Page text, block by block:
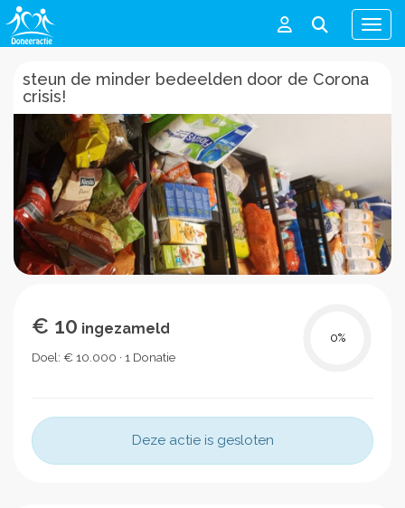
Menu
steun de minder bedeelden door de Corona
crisis!
€ 10 ingezameld
Doel: € 10.000 · 1 Donatie
0%
Deze actie is gesloten